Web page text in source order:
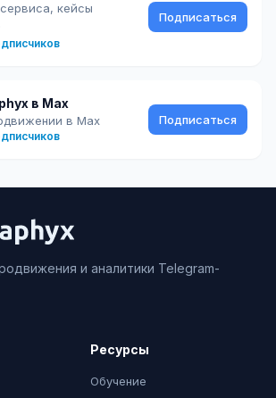
кейсы
Подписаться
в Max
в Max Подписаться
и аналитики Telegram-
Ресурсы
Обучение